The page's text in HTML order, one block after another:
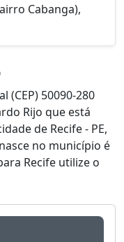
Cabanga),
(CEP) 50090-280
Rijo que está
de Recife - PE,
no município é
Recife utilize o